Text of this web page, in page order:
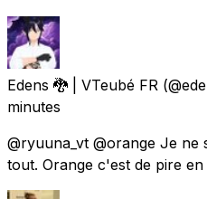
Edens 🐉 | VTeubé FR
minutes
@ryuuna_vt @orange Je
tout. Orange c'est de pire